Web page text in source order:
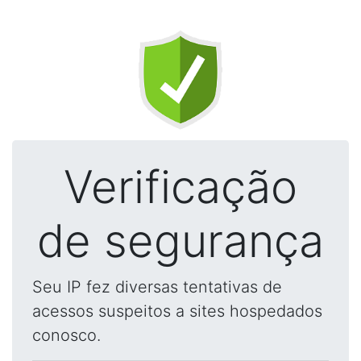
Verificação
de segurança
Seu IP fez diversas tentativas de
acessos suspeitos a sites hospedados
conosco.